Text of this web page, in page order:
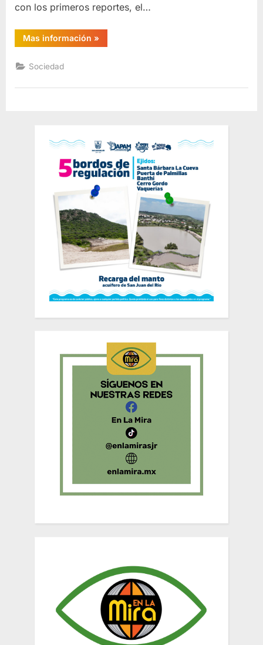
con los primeros reportes, el…
Mas información “Motorepartidor
p¡erd3
choque
»
Sociedad